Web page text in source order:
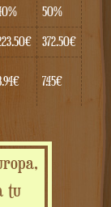
50%
372.50€
7.45€
tu